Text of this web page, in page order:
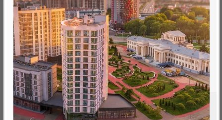
Жилой дом 3.2 "Антоновский
квартал"
нет в продаже
Минск, Ленинский, ул.Стрелковая - Рыбалко -
Станиславского
метро «Пролетарская», 500 м